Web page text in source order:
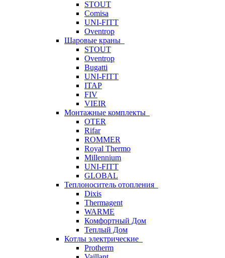
STOUT
Comisa
UNI-FITT
Oventrop
Шаровые краны
STOUT
Oventrop
Bugatti
UNI-FITT
ITAP
FIV
VIEIR
Монтажные комплекты
OTER
Rifar
ROMMER
Royal Thermo
Millennium
UNI-FITT
GLOBAL
Теплоноситель отопления
Dixis
Thermagent
WARME
Комфортный Дом
Теплый Дом
Котлы электрические
Protherm